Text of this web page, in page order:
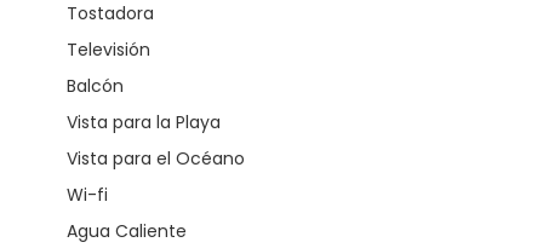
Tostadora
Televisión
Balcón
Vista para la Playa
Vista para el Océano
Wi-fi
Agua Caliente